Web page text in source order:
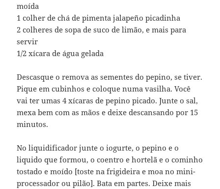
moída
1 colher de chá de pimenta jalapeño picadinha
2 colheres de sopa de suco de limão, e mais para
servir
1/2 xícara de água gelada
Descasque o remova as sementes do pepino, se tiver.
Pique em cubinhos e coloque numa vasilha. Você
vai ter umas 4 xícaras de pepino picado. Junte o sal,
mexa bem com as mãos e deixe descansando por 15
minutos.
No liquidificador junte o iogurte, o pepino e o
liquido que formou, o coentro e hortelã e o cominho
tostado e moído [toste na frigideira e moa no mini-
processador ou pilão]. Bata em partes. Deixe mais